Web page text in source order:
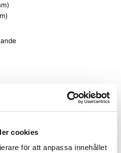
cookies
för att anpassa innehållet